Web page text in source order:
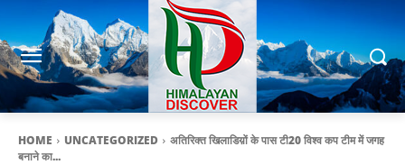
HOME UNCATEGORIZED
अतिरिक्त खिलाडिय़ों के पास टी20 विश्व कप टीम में जगह
बनाने का...